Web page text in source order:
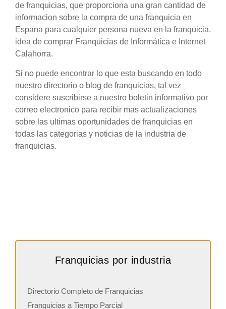
de franquicias, que proporciona una gran cantidad de
informacion sobre la compra de una franquicia en
Espana para cualquier persona nueva en la franquicia.
idea de comprar Franquicias de Informática e Internet
Calahorra.
Si no puede encontrar lo que esta buscando en todo
nuestro directorio o blog de franquicias, tal vez
considere suscribirse a nuestro boletin informativo por
correo electronico para recibir mas actualizaciones
sobre las ultimas oportunidades de franquicias en
todas las categorias y noticias de la industria de
franquicias.
Franquicias por industria
Directorio Completo de Franquicias
Franquicias a Tiempo Parcial